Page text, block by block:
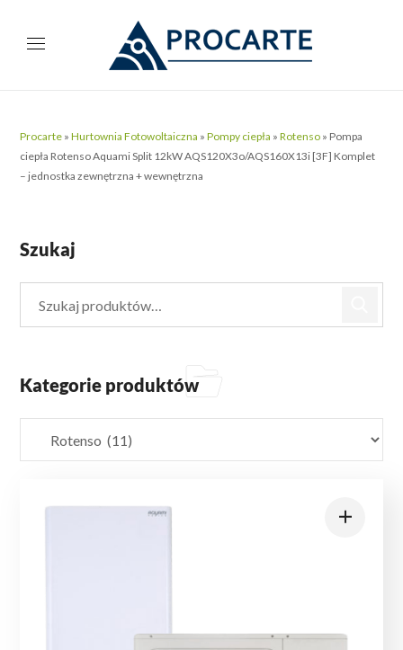
Procarte »Hurtownia Fotowoltaiczna »Pompy ciepła »Rotenso » Pompa
ciepła Rotenso Aquami Split 12kW AQS120X3o/AQS160X13i [3F] Komplet
– jednostka zewnętrzna + wewnętrzna
Szukaj
Kategorie produktów